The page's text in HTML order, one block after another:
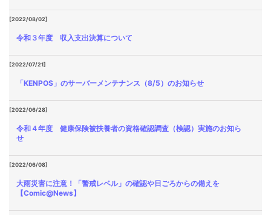
[2022/08/02]
令和３年度 収入支出決算について
[2022/07/21]
「KENPOS」のサーバーメンテナンス（8/5）のお知らせ
[2022/06/28]
令和４年度 健康保険被扶養者の資格確認調査（検認）実施のお知ら
せ
[2022/06/08]
大雨災害に注意！「警戒レベル」の確認や日ごろからの備えを
【Comic@News】